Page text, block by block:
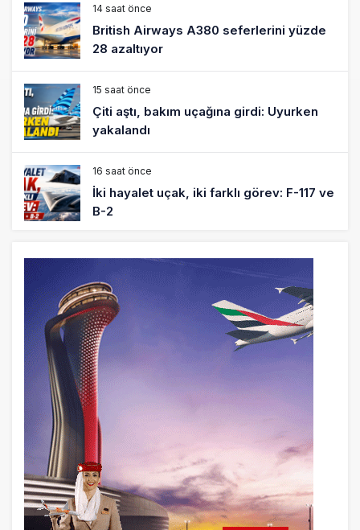
14 saat önce
British Airways A380 seferlerini yüzde
28 azaltıyor
15 saat önce
Çiti aştı, bakım uçağına girdi: Uyurken
yakalandı
16 saat önce
İki hayalet uçak, iki farklı görev: F-117 ve
B-2
THY ve Pegasus Dünyanın En Değerli
Havayolları Arasında
18 saat önce
Fly Baghdad ABD yaptırım listesinden
çıkarıldı
19 saat önce
Elektrikli uçaklar Avrupa’da kısa rotalara
hazırlanıyor
20 saat önce
Trump’ı taşıyan Marine One, yolcu